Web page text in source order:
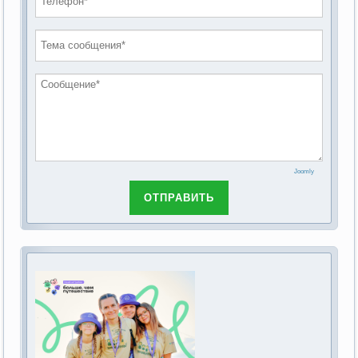
обсуждению Федерального закона Российской
основах социального обслуживания граждан в
2019 год
2018 год
Joomly
ОТПРАВИТЬ